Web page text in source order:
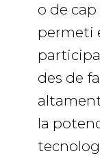
o de
permeti
des de
la